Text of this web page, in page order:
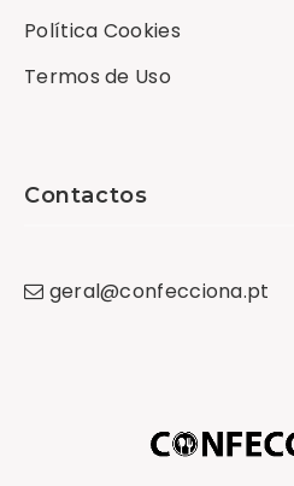
Política Cookies
Termos de Uso
Contactos
geral@confecciona.pt